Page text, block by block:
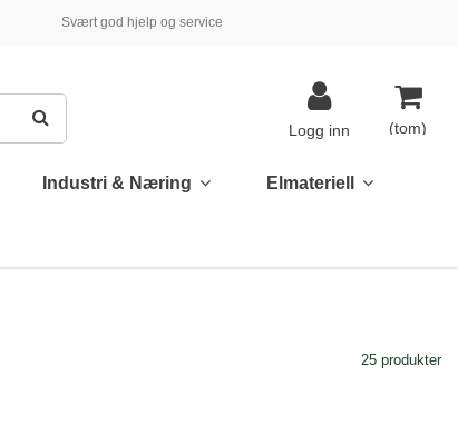
Svært god hjelp og service
(tom)
Logg inn
Industri & Næring Elmateriell
25 produkter